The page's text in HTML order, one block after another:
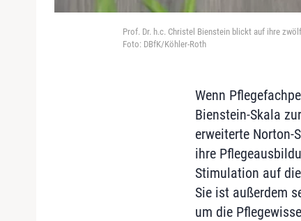
Prof. Dr. h.c. Christel Bienstein blickt auf ihre
Foto: DBfK/Köhler-Roth
Wenn
Bienstein-Skala
erweiterte Norton-
ihre
Stimulation auf
Sie ist außerdem
um die